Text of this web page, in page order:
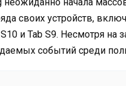
своих устройств,
и Tab S9. Несмотря на
событий среди